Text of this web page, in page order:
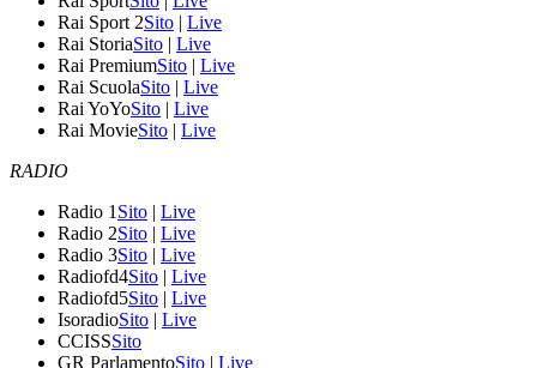
Rai Sport 2Sito | Live
Rai StoriaSito | Live
Rai PremiumSito | Live
Rai ScuolaSito | Live
Rai YoYoSito | Live
Rai MovieSito | Live
RADIO
Radio 1 Sito | Live
Radio 2Sito | Live
Radio 3Sito | Live
Radiofd4Sito | Live
Radiofd5Sito | Live
IsoradioSito | Live
CCISSSito
GR ParlamentoSito | Live